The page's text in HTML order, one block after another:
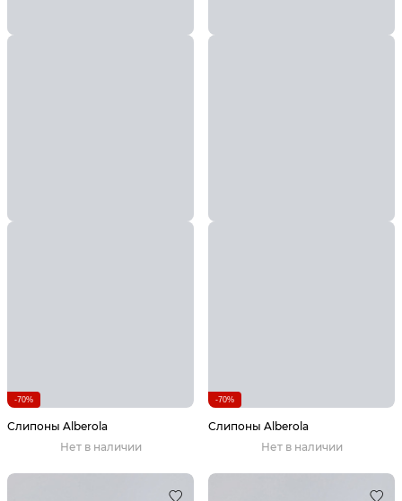
-70%
Слипоны Alberola
Нет в наличии
-70%
Слипоны Alberola
Нет в наличии